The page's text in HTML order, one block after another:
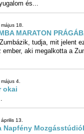
16.
szalon, amely kicsi,
és már a méreténél
- még lehet jelentkezni
tartó tanfolyamra, ahol